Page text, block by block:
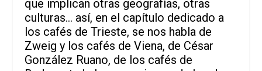
que implican otras geografías, otras
culturas… así, en el capítulo dedicado a
los cafés de Trieste, se nos habla de
Zweig y los cafés de Viena, de César
González Ruano, de los cafés de